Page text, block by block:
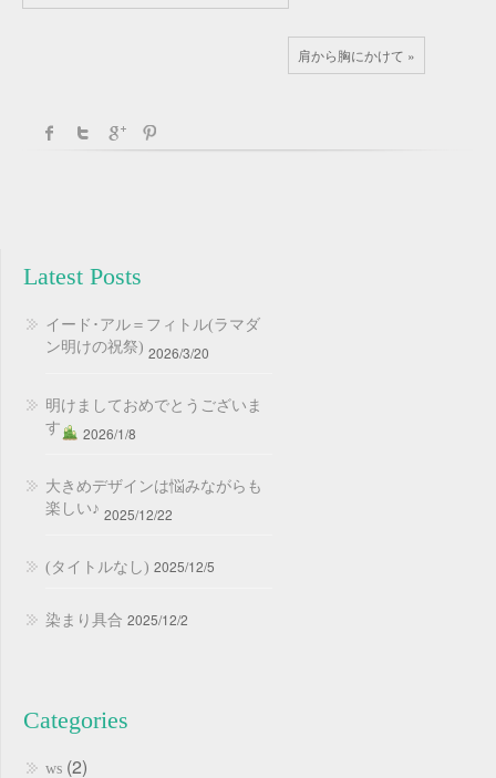
肩から胸にかけて »
Latest Posts
イード･アル＝フィトル(ラマダ
ン明けの祝祭) 2026/3/20
明けましておめでとうございま
す 2026/1/8
大きめデザインは悩みながらも
楽しい♪ 2025/12/22
(タイトルなし) 2025/12/5
染まり具合 2025/12/2
Categories
ws (2)